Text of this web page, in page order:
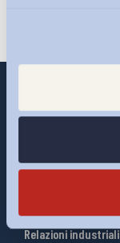
Infografiche
Mercato del lavoro
Relazioni industriali